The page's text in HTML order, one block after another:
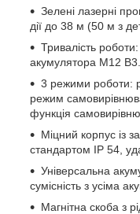
Зелені лазерні
дії до 38 м (50 м з
Тривалість
акумулятора M12 B3.
3 режими роботи:
режим
функція
Міцний корпус із
стандартом IP 54,
Універсальна
сумісність з усіма
Магнітна скоба з